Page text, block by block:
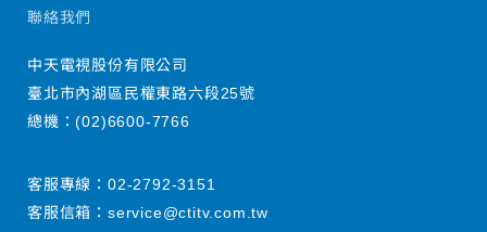
聯絡我們
中天電視股份有限公司
臺北市內湖區民權東路六段25號
總機：(02)6600-7766
客服專線： 02-2792-3151
客服信箱： service@ctitv.com.tw